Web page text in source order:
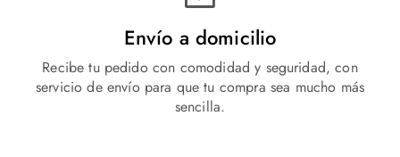
Envío a domicilio
Recibe tu pedido con comodidad y seguridad, con
servicio de envío para que tu compra sea mucho más
sencilla.